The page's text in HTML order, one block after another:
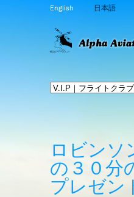
English 日本語
ロビンソ
の３０分
プレゼン